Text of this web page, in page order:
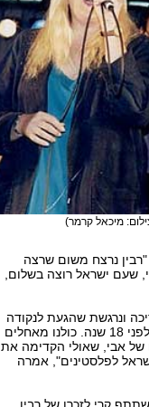
מיכאל קרמר)
נרצח משום שרצה
שעם ישראל רוצה בשלום,
ונרגשת שהגעת לנקודה
הכאובה הזו בתל אביב שבה חייו נלקחו ממנו באכזריות לפני 18 שנה. כולנו מאחלים
של אבי, שאולי הקדימה את
ישראל לפלסטינים", אמרה
קרי לזכרו של רבין